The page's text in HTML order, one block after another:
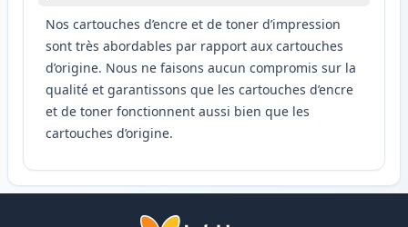
Nos cartouches d’encre et de toner d’impression
sont très abordables par rapport aux cartouches
d’origine. Nous ne faisons aucun compromis sur la
qualité et garantissons que les cartouches d’encre
et de toner fonctionnent aussi bien que les
cartouches d’origine.